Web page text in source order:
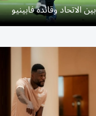
الاتحاد وقائده فابينيو